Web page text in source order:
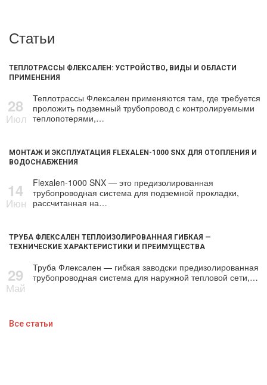
Статьи
ТЕПЛОТРАССЫ ФЛЕКСАЛЕН: УСТРОЙСТВО, ВИДЫ И ОБЛАСТИ
ПРИМЕНЕНИЯ
28
Июл
Теплотрассы Флексален применяются там, где требуется
проложить подземный трубопровод с контролируемыми
теплопотерями,…
МОНТАЖ И ЭКСПЛУАТАЦИЯ FLEXALEN-1000 SNX ДЛЯ ОТОПЛЕНИЯ И
ВОДОСНАБЖЕНИЯ
14
Июн
Flexalen-1000 SNX — это предизолированная
трубопроводная система для подземной прокладки,
рассчитанная на…
ТРУБА ФЛЕКСАЛЕН ТЕПЛОИЗОЛИРОВАННАЯ ГИБКАЯ —
ТЕХНИЧЕСКИЕ ХАРАКТЕРИСТИКИ И ПРЕИМУЩЕСТВА
29
Май
Труба Флексален — гибкая заводски предизолированная
трубопроводная система для наружной тепловой сети,…
Все статьи